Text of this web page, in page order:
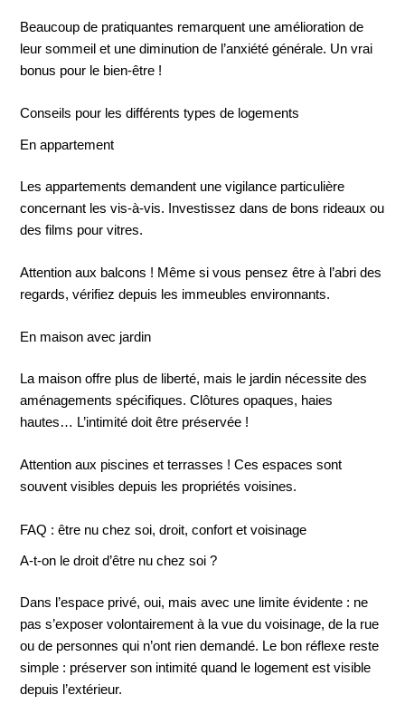
Beaucoup de pratiquantes remarquent une amélioration de
leur sommeil et une diminution de l’anxiété générale. Un vrai
bonus pour le bien-être !
Conseils pour les différents types de logements
En appartement
Les appartements demandent une vigilance particulière
concernant les vis-à-vis. Investissez dans de bons rideaux ou
des films pour vitres.
Attention aux balcons ! Même si vous pensez être à l’abri des
regards, vérifiez depuis les immeubles environnants.
En maison avec jardin
La maison offre plus de liberté, mais le jardin nécessite des
aménagements spécifiques. Clôtures opaques, haies
hautes… L’intimité doit être préservée !
Attention aux piscines et terrasses ! Ces espaces sont
souvent visibles depuis les propriétés voisines.
FAQ : être nu chez soi, droit, confort et voisinage
A-t-on le droit d’être nu chez soi ?
Dans l’espace privé, oui, mais avec une limite évidente : ne
pas s’exposer volontairement à la vue du voisinage, de la rue
ou de personnes qui n’ont rien demandé. Le bon réflexe reste
simple : préserver son intimité quand le logement est visible
depuis l’extérieur.